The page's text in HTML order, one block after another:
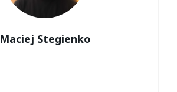
Maciej Stegienko